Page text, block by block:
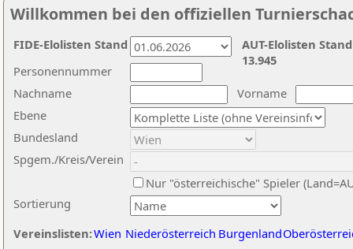
Willkommen bei den offiziellen
Nachname
Vorname
Ebene
Sortierung
Personennummer
Bundesland
Spgem./Kreis/Verein
Nur "österreichische" Spieler
Vereinslisten:Wien Niederösterreich Burgenland
AUT-Elolisten
13.945
FIDE-Elolisten Stand